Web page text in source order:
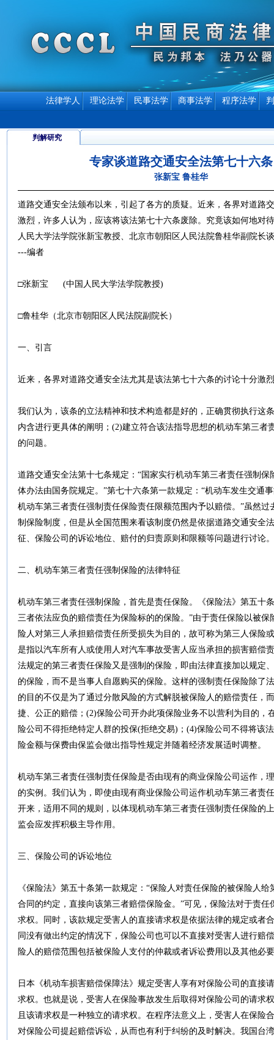
法律学人 理论法学 民事法学 商事法学 程序法学
判解研究
专家谈道路交通安全法第七十六条
张新宝 鲁桂华
道路交通安全法颁布以来，引起了各方的质疑。近来，各界对道路
激烈，许多人认为，应该将该法第七十六条废除。究竟该如何地对
人民大学法学院张新宝教授、北京市朝阳区人民法院鲁桂华副院长
---编者
□张新宝 (中国人民大学法学院教授)
□鲁桂华（北京市朝阳区人民法院副院长）
一、引言
近来，各界对道路交通安全法尤其是该法第七十六条的讨论十分激
我们认为，该条的立法精神和技术构造都是好的，正确贯彻执行这
内含进行更具体的阐明；(2)建立符合该法指导思想的机动车第三者
的问题。
道路交通安全法第十七条规定：“国家实行机动车第三者责任强制
体办法由国务院规定。”第七十六条第一款规定：“机动车发生交通
机动车第三者责任强制责任保险责任限额范围内予以赔偿。”虽然
制保险制度，但是从全国范围来看该制度仍然是依据道路交通安全
征、保险公司的诉讼地位、赔付的归责原则和限额等问题进行讨论。
二、机动车第三者责任强制保险的法律特征
机动车第三者责任强制保险，首先是责任保险。《保险法》第五十
三者依法应负的赔偿责任为保险标的的保险。”由于责任保险以被
险人对第三人承担赔偿责任所受损失为目的，故可称为第三人保险
是指以汽车所有人或使用人对汽车事故受害人应当承担的损害赔偿
法规定的第三者责任保险又是强制的保险，即由法律直接加以规定
的保险，而不是当事人自愿购买的保险。这样的强制责任保险除了
的目的不仅是为了通过分散风险的方式解脱被保险人的赔偿责任，
捷、公正的赔偿；(2)保险公司开办此项保险业务不以营利为目的，
险公司不得拒绝特定人群的投保(拒绝交易)；(4)保险公司不得将该
险金额与保费由保监会做出指导性规定并随着经济发展适时调整。
机动车第三者责任强制责任保险是否由现有的商业保险公司运作，
的实例。我们认为，即使由现有商业保险公司运作机动车第三者责
开来，适用不同的规则，以体现机动车第三者责任强制责任保险的
监会应发挥积极主导作用。
三、保险公司的诉讼地位
《保险法》第五十条第一款规定：“保险人对责任保险的被保险人
合同的约定，直接向该第三者赔偿保险金。”可见，保险法对于责
求权。同时，该款规定受害人的直接请求权是依据法律的规定或者
同没有做出约定的情况下，保险公司也可以不直接对受害人进行赔
险人的赔偿范围包括被保险人支付的仲裁或者诉讼费用以及其他必
日本《机动车损害赔偿保障法》规定受害人享有对保险公司的直接
求权。也就是说，受害人在保险事故发生后取得对保险公司的请求
且该请求权是一种独立的请求权。在程序法意义上，受害人在保险
对保险公司提起赔偿诉讼，从而也有利于纠纷的及时解决。我国台